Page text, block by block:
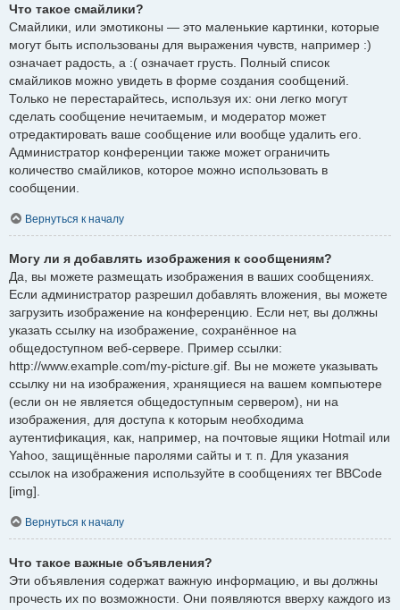
Что такое смайлики?
Смайлики, или эмотиконы — это маленькие картинки, которые
могут быть использованы для выражения чувств, например :)
означает радость, а :( означает грусть. Полный список
смайликов можно увидеть в форме создания сообщений.
Только не перестарайтесь, используя их: они легко могут
сделать сообщение нечитаемым, и модератор может
отредактировать ваше сообщение или вообще удалить его.
Администратор конференции также может ограничить
количество смайликов, которое можно использовать в
сообщении.
Вернуться к началу
Могу ли я добавлять изображения к сообщениям?
Да, вы можете размещать изображения в ваших сообщениях.
Если администратор разрешил добавлять вложения, вы можете
загрузить изображение на конференцию. Если нет, вы должны
указать ссылку на изображение, сохранённое на
общедоступном веб-сервере. Пример ссылки:
http://www.example.com/my-picture.gif. Вы не можете указывать
ссылку ни на изображения, хранящиеся на вашем компьютере
(если он не является общедоступным сервером), ни на
изображения, для доступа к которым необходима
аутентификация, как, например, на почтовые ящики Hotmail или
Yahoo, защищённые паролями сайты и т. п. Для указания
ссылок на изображения используйте в сообщениях тег BBCode
[img].
Вернуться к началу
Что такое важные объявления?
Эти объявления содержат важную информацию, и вы должны
прочесть их по возможности. Они появляются вверху каждого из